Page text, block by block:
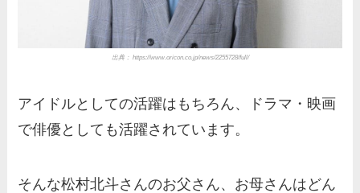
出典： https://www.oricon.co.jp/news/2255728/full/
アイドルとしての活躍はもちろん、ドラマ・映画
で俳優としても活躍されています。
そんな松村北斗さんのお父さん、お母さんはどん